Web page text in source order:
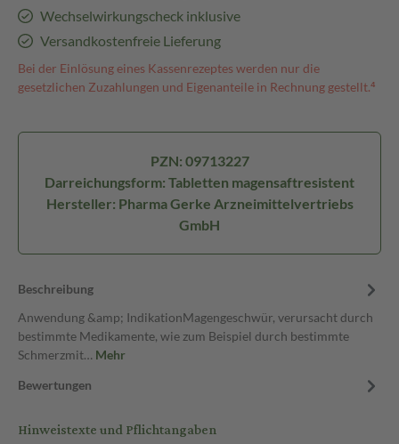
Wechselwirkungscheck inklusive
Versandkostenfreie Lieferung
Bei der Einlösung eines Kassenrezeptes werden nur die
gesetzlichen Zuzahlungen und Eigenanteile in Rechnung gestellt.⁴
PZN: 09713227
Darreichungsform: Tabletten magensaftresistent
Hersteller: Pharma Gerke Arzneimittelvertriebs
GmbH
Beschreibung
Anwendung &amp; IndikationMagengeschwür, verursacht durch
bestimmte Medikamente, wie zum Beispiel durch bestimmte
Schmerzmit… Mehr
Bewertungen
Hinweistexte und Pflichtangaben